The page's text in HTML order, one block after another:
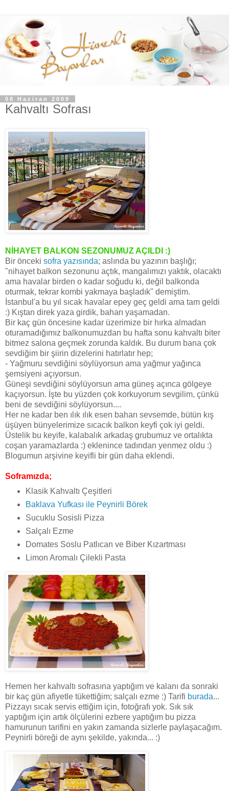
08 Haziran 2009
Kahvaltı Sofrası
NİHAYET BALKON SEZONUMUZ AÇILDI :)
Bir önceki sofra yazısında; aslında bu yazının başlığı;
"nihayet balkon sezonunu açtık, mangalımızı yaktık, olacaktı
ama havalar birden o kadar soğudu ki, değil balkonda
oturmak, tekrar kombi yakmaya başladık" demiştim.
İstanbul'a bu yıl sıcak havalar epey geç geldi ama tam geldi
:) Kıştan direk yaza girdik, baharı yaşamadan.
Bir kaç gün öncesine kadar üzerimize bir hırka almadan
oturamadığımız balkonumuzdan bu hafta sonu kahvaltı biter
bitmez salona geçmek zorunda kaldık. Bu durum bana çok
sevdiğim bir şiirin dizelerini hatırlatır hep;
- Yağmuru sevdiğini söylüyorsun ama yağmur yağınca
şemsiyeni açıyorsun.
Güneşi sevdiğini söylüyorsun ama güneş açınca gölgeye
kaçıyorsun. İşte bu yüzden çok korkuyorum sevgilim, çünkü
beni de sevdiğini söylüyorsun....
Her ne kadar ben ılık ılık esen baharı sevsemde, bütün kış
üşüyen bünyelerimize sıcacık balkon keyfi çok iyi geldi.
Üstelik bu keyife, kalabalık arkadaş grubumuz ve ortalıkta
coşan yaramazlarda :) eklenince tadından yenmez oldu :)
Blogumun arşivine keyifli bir gün daha eklendi.
Soframızda;
Klasik Kahvaltı Çeşitleri
Baklava Yufkası ile Peynirli Börek
Sucuklu Sosisli Pizza
Salçalı Ezme
Domates Soslu Patlıcan ve Biber Kızartması
Limon Aromalı Çilekli Pasta
Hemen her kahvaltı sofrasına yaptığım ve kalanı da sonraki
bir kaç gün afiyetle tükettiğim; salçalı ezme :) Tarifi burada...
Pizzayı sıcak servis ettiğim için, fotoğrafı yok. Sık sık
yaptığım için artık ölçülerini ezbere yaptığım bu pizza
hamurunun tarifini en yakın zamanda sizlerle paylaşacağım.
Peynirli böreği de aynı şekilde, yakında... :)